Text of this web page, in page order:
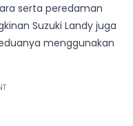
serta peredaman
Suzuki Landy juga
menggunakan